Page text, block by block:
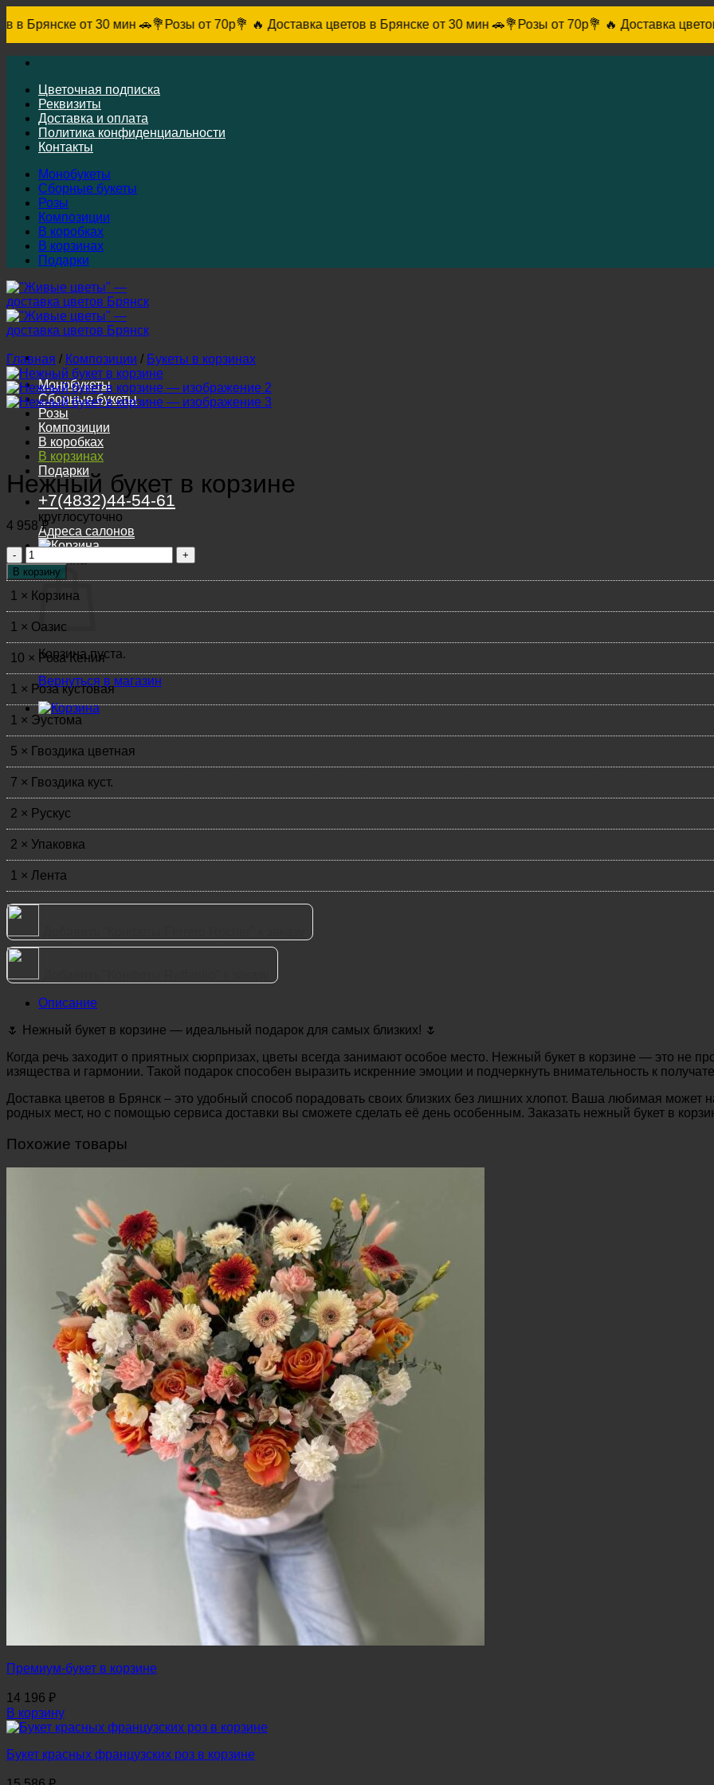
мин 🚗💐Розы от 70р💐 🔥 Доставка цветов в Брянске от 30 мин 🚗💐Розы от 70р💐 🔥 Доставка цветов в Брянске от 30
Цветочная подписка
Реквизиты
Доставка и оплата
Политика конфиденциальности
Контакты
Монобукеты
Сборные букеты
Розы
Композиции
В коробках
В корзинах
Подарки
Монобукеты
Сборные букеты
Розы
Композиции
В коробках
В корзинах
Подарки
+7(4832)44-54-61
круглосуточно
Адреса салонов
Корзина
Корзина пуста.
Вернуться в магазин
Главная / Композиции / Букеты в корзинах
Нежный букет в корзине
4 958₽
Количество
товара
Нежный
букет
в
корзине
В корзину
1 × Корзина
1 × Оазис
10 × Роза Кения
1 × Роза кустовая
1 × Эустома
5 × Гвоздика цветная
7 × Гвоздика куст.
2 × Рускус
2 × Упаковка
1 × Лента
Описание
🌷 Нежный букет в корзине — идеальный подарок для самых близких! 🌷
Когда речь заходит о приятных сюрпризах, цветы всегда занимают особое место. Нежный букет в корзине — это не
изящества и гармонии. Такой подарок способен выразить искренние эмоции и подчеркнуть внимательность к
Доставка цветов в Брянск – это удобный способ порадовать своих близких без лишних хлопот. Ваша любимая может
родных мест, но с помощью сервиса доставки вы сможете сделать её день особенным. Заказать нежный букет в
Похожие товары
Премиум-букет в корзине
14 196 ₽
В корзину
Букет красных французских роз в корзине